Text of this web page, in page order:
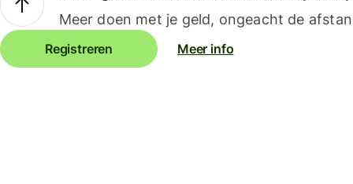
Meer doen met je geld, ongeacht de
Registreren Meer info